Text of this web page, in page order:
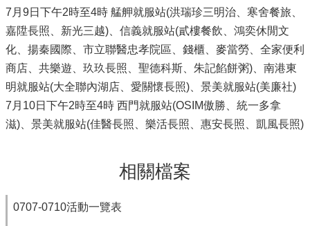
7月9日下午2時至4時 艋舺就服站(洪瑞珍三明治、寒舍餐旅、
嘉陞長照、新光三越)、信義就服站(貳樓餐飲、鴻奕休閒文
化、揚秦國際、市立聯醫忠孝院區、錢櫃、麥當勞、全家便利
商店、共樂遊、玖玖長照、聖德科斯、朱記餡餅粥)、南港東
明就服站(大全聯內湖店、愛關懷長照)、景美就服站(美廉社)
7月10日下午2時至4時 西門就服站(OSIM傲勝、統一多拿
滋)、景美就服站(佳醫長照、樂活長照、惠安長照、凱風長照)
相關檔案
0707-0710活動一覽表